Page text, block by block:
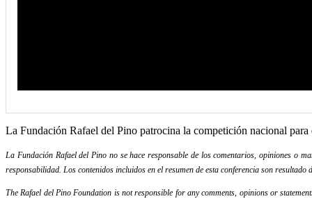
La Fundación Rafael del Pino patrocina la competición nacional
La Fundación Rafael del Pino no se hace responsable de los comentarios, opiniones o
responsabilidad. Los contenidos incluidos en el resumen de esta conferencia son
The Rafael del Pino Foundation is not responsible for any comments, opinions or